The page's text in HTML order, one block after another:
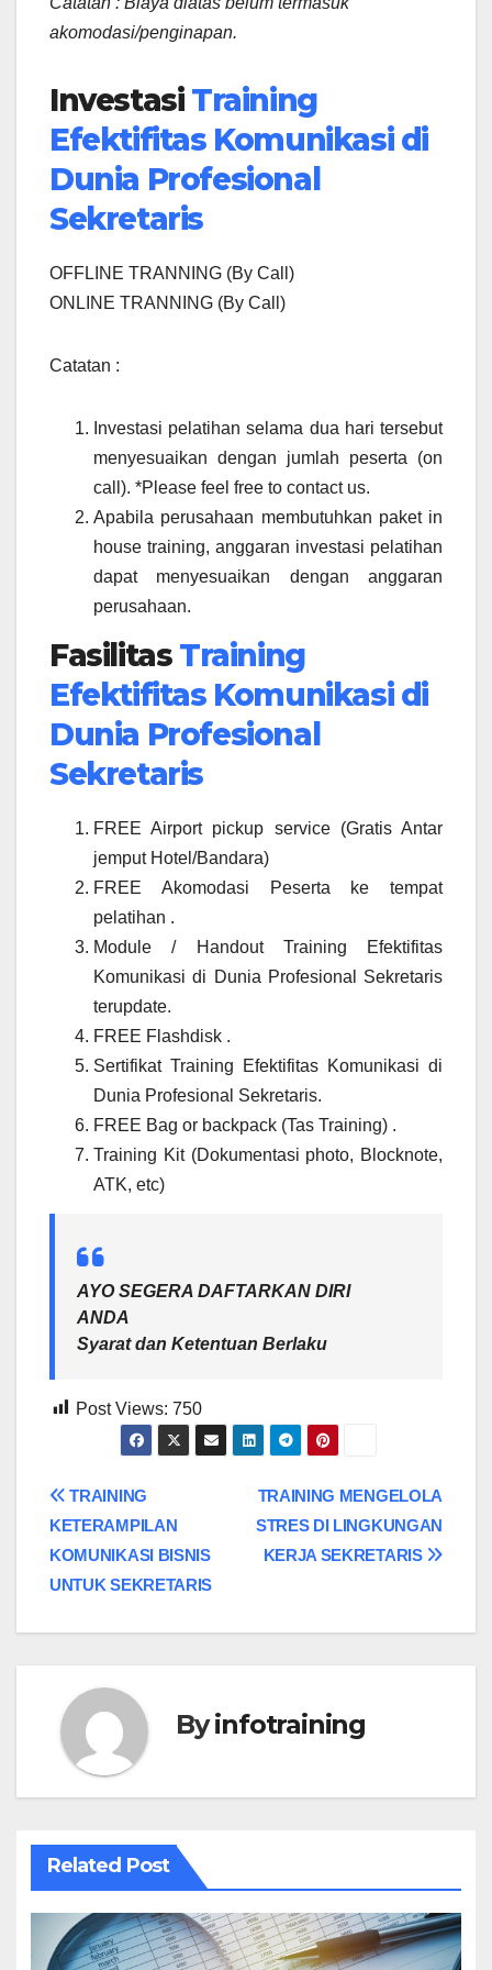
akomodasi/penginapan.
Investasi Training
Efektifitas Komunikasi di
Dunia Profesional
Sekretaris
OFFLINE TRANNING (By Call)
ONLINE TRANNING (By Call)
Catatan :
Investasi pelatihan selama dua hari tersebut
menyesuaikan dengan jumlah peserta (on
call). *Please feel free to contact us.
Apabila perusahaan membutuhkan paket in
house training, anggaran investasi pelatihan
dapat menyesuaikan dengan anggaran
perusahaan.
Fasilitas Training
Efektifitas Komunikasi di
Dunia Profesional
Sekretaris
FREE Airport pickup service (Gratis Antar
jemput Hotel/Bandara)
FREE Akomodasi Peserta ke tempat
pelatihan .
Module / Handout Training Efektifitas
Komunikasi di Dunia Profesional Sekretaris
terupdate.
FREE Flashdisk .
Sertifikat Training Efektifitas Komunikasi di
Dunia Profesional Sekretaris.
FREE Bag or backpack (Tas Training) .
Training Kit (Dokumentasi photo, Blocknote,
ATK, etc)
AYO SEGERA DAFTARKAN DIRI
ANDA
Syarat dan Ketentuan Berlaku
Post Views: 750
Post
navigation
TRAINING MENGELOLA
STRES DI LINGKUNGAN
KERJA SEKRETARIS
TRAINING
KETERAMPILAN
KOMUNIKASI BISNIS
UNTUK SEKRETARIS
Byinfotraining
Related Post